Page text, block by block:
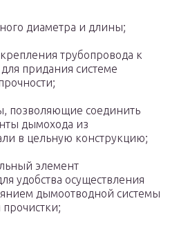
диаметра и длины;
трубопровода к
придания системе
позволяющие соединить
дымохода из
в цельную конструкцию;
элемент
удобства осуществления
дымоотводной системы